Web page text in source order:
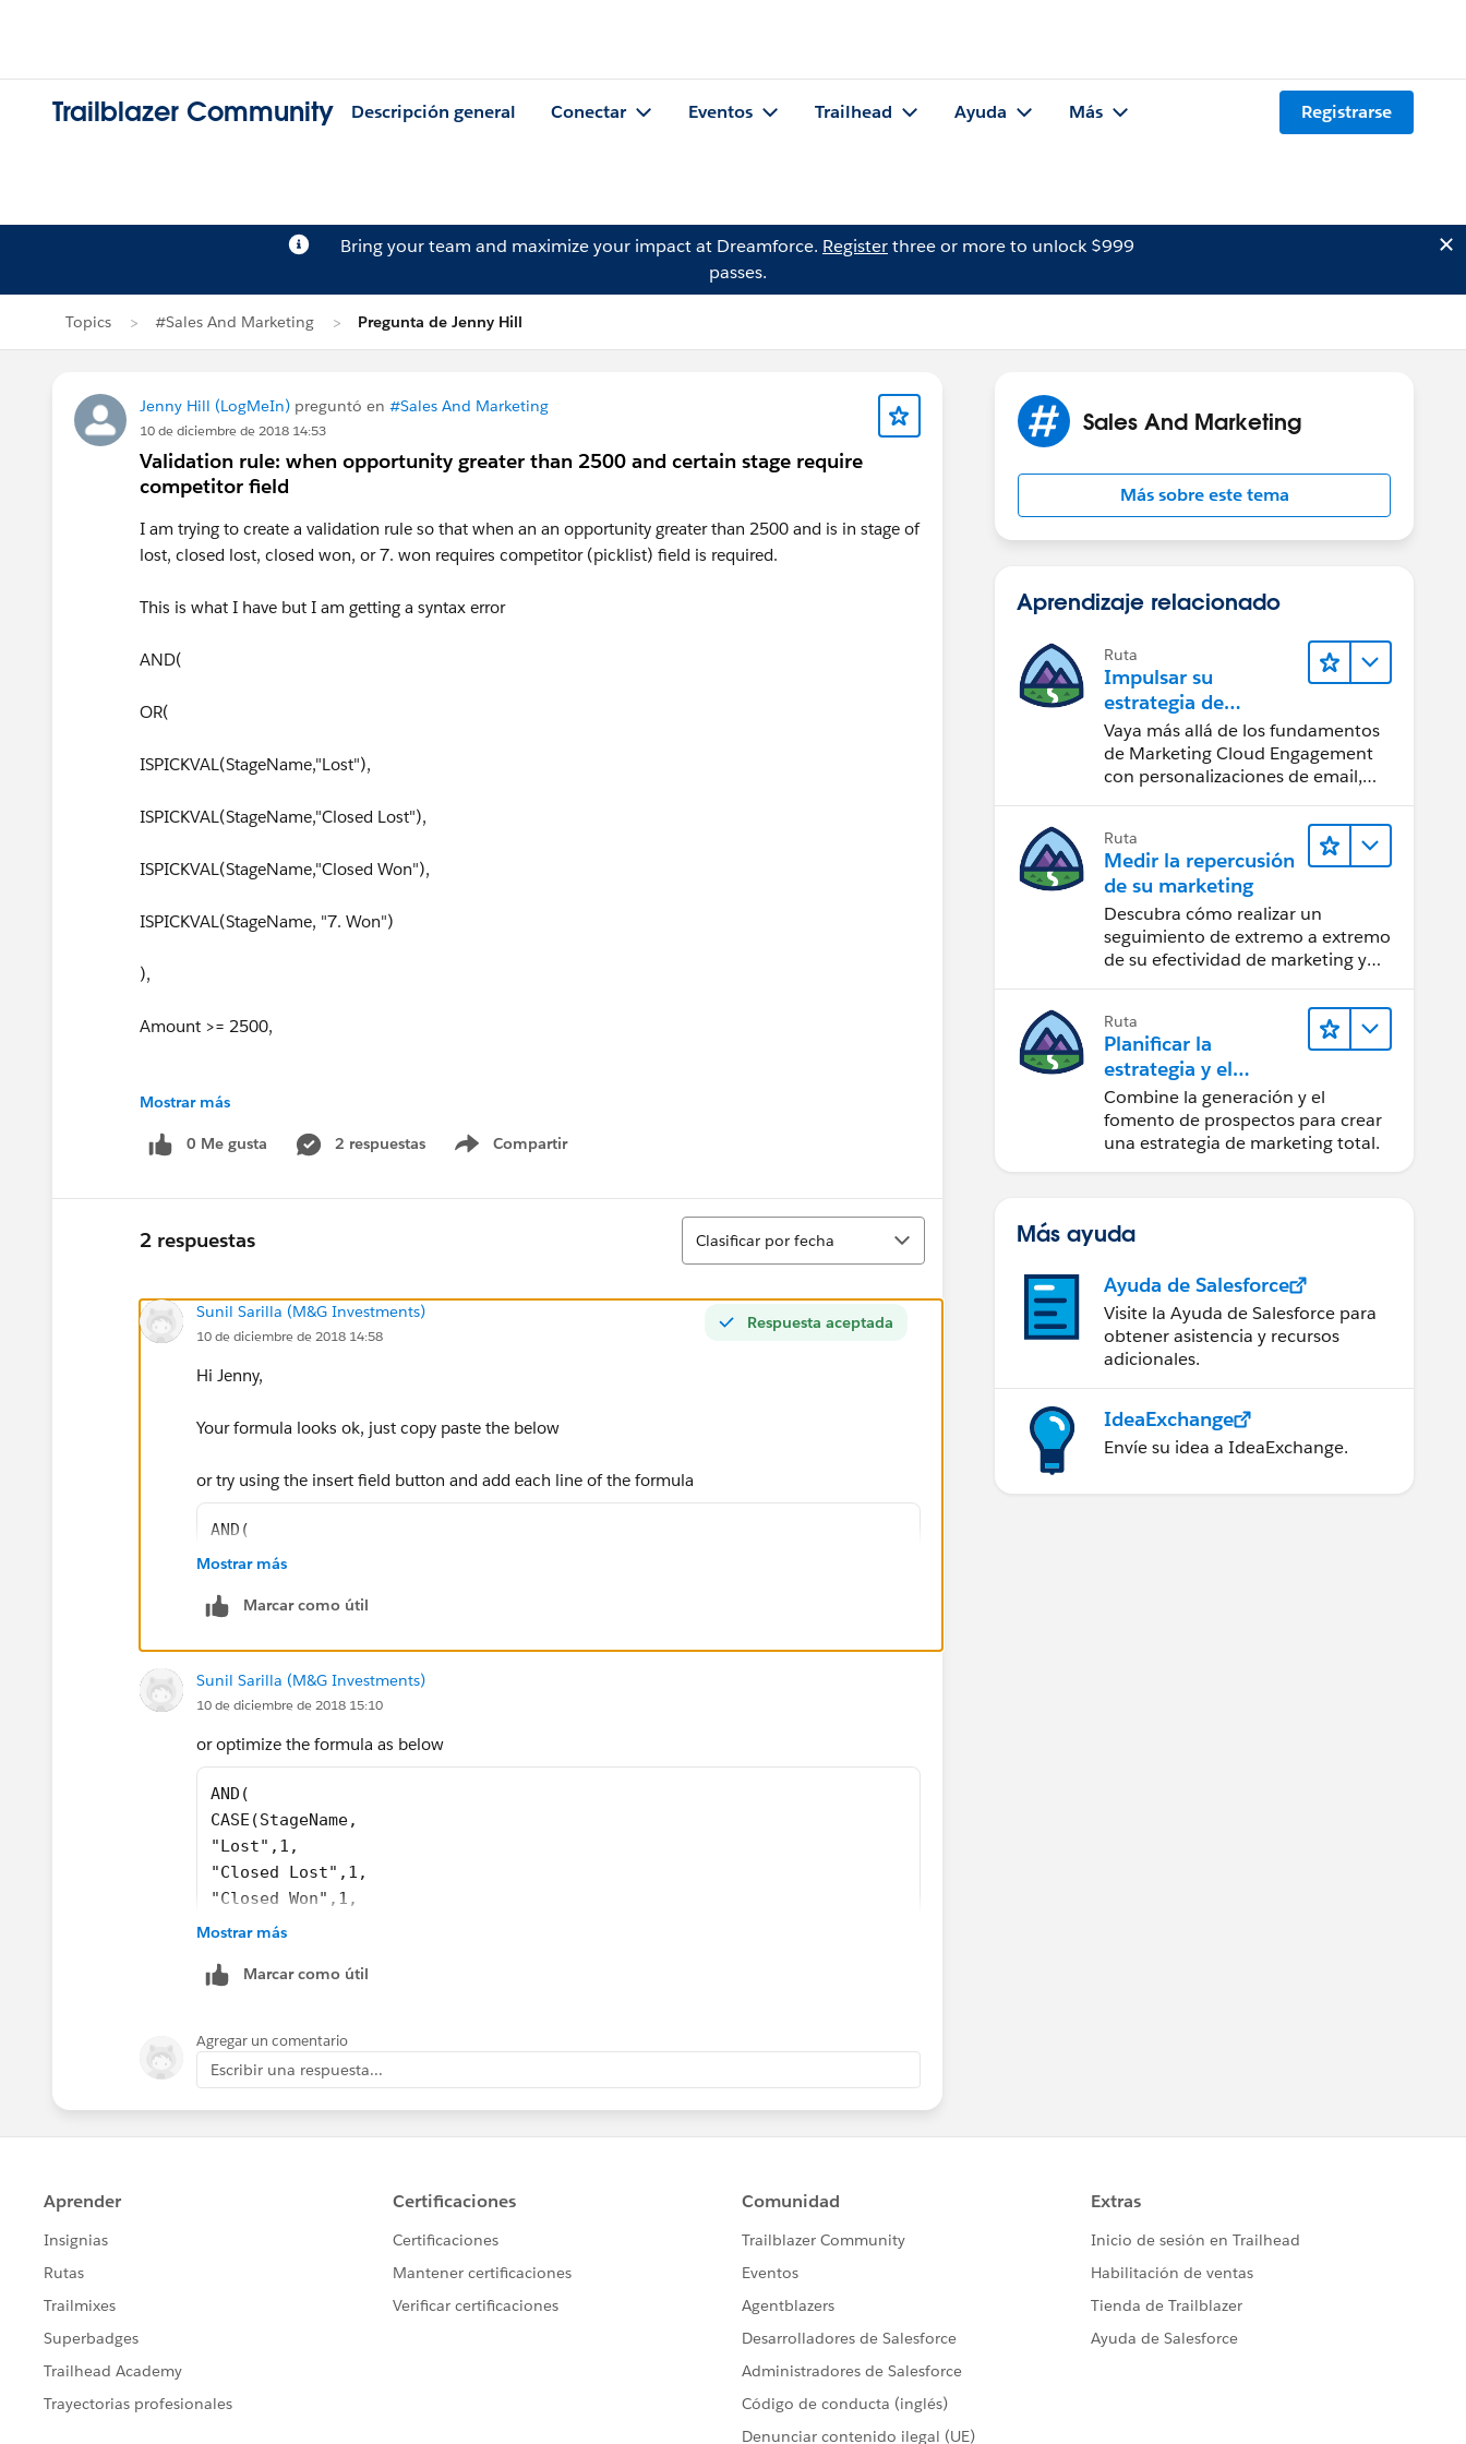
Trailblazer Community Descripción general Conectar Eventos Trailhead Ayuda Más Registrarse
Bring your team and maximize your impact at Dreamforce. Registerthree or more to unlock $999
passes.
Topics #Sales And Marketing Pregunta de Jenny Hill
Jenny Hill (LogMeIn) preguntó en #Sales And Marketing
10 de diciembre de 2018 14:53
Validation rule: when opportunity greater than 2500 and certain stage require
competitor field
I am trying to create a validation rule so that when an an opportunity greater than 2500 and is in stage of
lost, closed lost, closed won, or 7. won requires competitor (picklist) field is required.
This is what I have but I am getting a syntax error
AND(
OR(
ISPICKVAL(StageName,"Lost"),
ISPICKVAL(StageName,"Closed Lost"),
ISPICKVAL(StageName,"Closed Won"),
ISPICKVAL(StageName, "7. Won")
),
Amount >= 2500,
ISBLANK(TEXT(Competitor__c))
Mostrar más
0 Me gusta 2 respuestas Compartir
Show menu
2 respuestas
Ordenar
Clasificar por fecha
Respuesta aceptada
Sunil Sarilla (M&G Investments)
10 de diciembre de 2018 14:58
Hi Jenny,
Your formula looks ok, just copy paste the below
or try using the insert field button and add each line of the formula
AND(
OR(
ISPICKVAL(StageName,"Closed Lost"),
),
Amount >= 2500,
ISBLANK(TEXT(Competitor__c))
)
Mostrar más
Marcar como útil
Sunil Sarilla (M&G Investments)
10 de diciembre de 2018 15:10
or optimize the formula as below
AND(
CASE(StageName,
"Lost",1,
"Closed Lost",1,
"Closed Won",1,
"7. Won",1,
Amount >= 2500,
Mostrar más
Marcar como útil
Agregar un comentario
Escribir una respuesta...
Sales And Marketing
Más sobre este tema
Aprendizaje relacionado
Ruta
Impulsar su
estrategia de
marketing
Vaya más allá de los fundamentos
de Marketing Cloud Engagement
con personalizaciones de email,
Ruta
Medir la repercusión
de su marketing
Descubra cómo realizar un
seguimiento de extremo a extremo
de su efectividad de marketing y
Ruta
Planificar la
estrategia y el
contenido de
marketing con
Marketing Cloud
Account
Combine la generación y el
fomento de prospectos para crear
una estrategia de marketing total.
Más ayuda
Ayuda de Salesforce
Visite la Ayuda de Salesforce para
obtener asistencia y recursos
adicionales.
IdeaExchange
Envíe su idea a IdeaExchange.